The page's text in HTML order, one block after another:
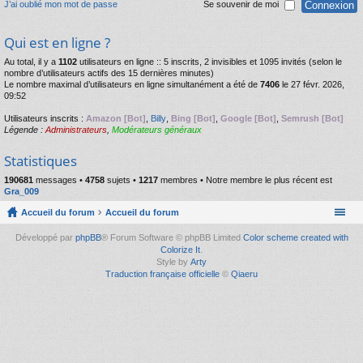
J’ai oublié mon mot de passe Se souvenir de moi
Qui est en ligne ?
Au total, il y a 1102 utilisateurs en ligne :: 5 inscrits, 2 invisibles et 1095 invités (selon le
nombre d’utilisateurs actifs des 15 dernières minutes)
Le nombre maximal d’utilisateurs en ligne simultanément a été de 7406 le 27 févr. 2026,
09:52
Utilisateurs inscrits : Amazon [Bot] Billy Bing [Bot] Google [Bot] Semrush [Bot]
Légende : Administrateurs Modérateurs généraux
Statistiques
190681 messages • 4758 sujets • 1217 membres • Notre membre le plus récent est
Gra_009
Accueil du forum Accueil du forum
Développé par phpBB® Forum Software © phpBB Limited Color scheme created with
Colorize It.
Style by Arty
Traduction française officielle © Qiaeru